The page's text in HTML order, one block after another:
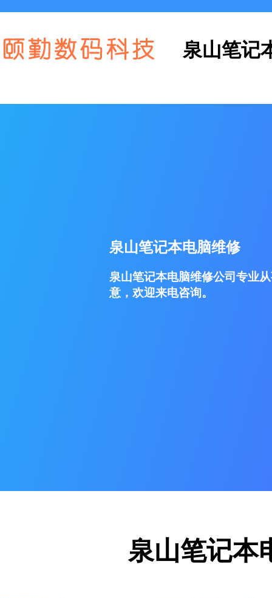
泉山笔记
泉山笔记本电脑维修
泉山笔记本电脑维修公司专业
意，欢迎来电咨询。
泉山笔记本